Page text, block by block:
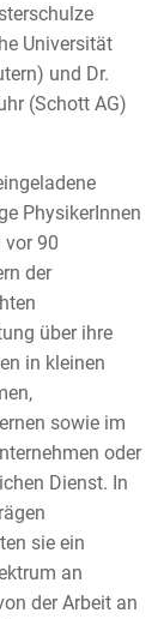
Universität
und Dr.
(Schott AG)
PhysikerInnen
vor 90
der
über ihre
in kleinen
sowie im
oder
Dienst. In
sie ein
an
der Arbeit an